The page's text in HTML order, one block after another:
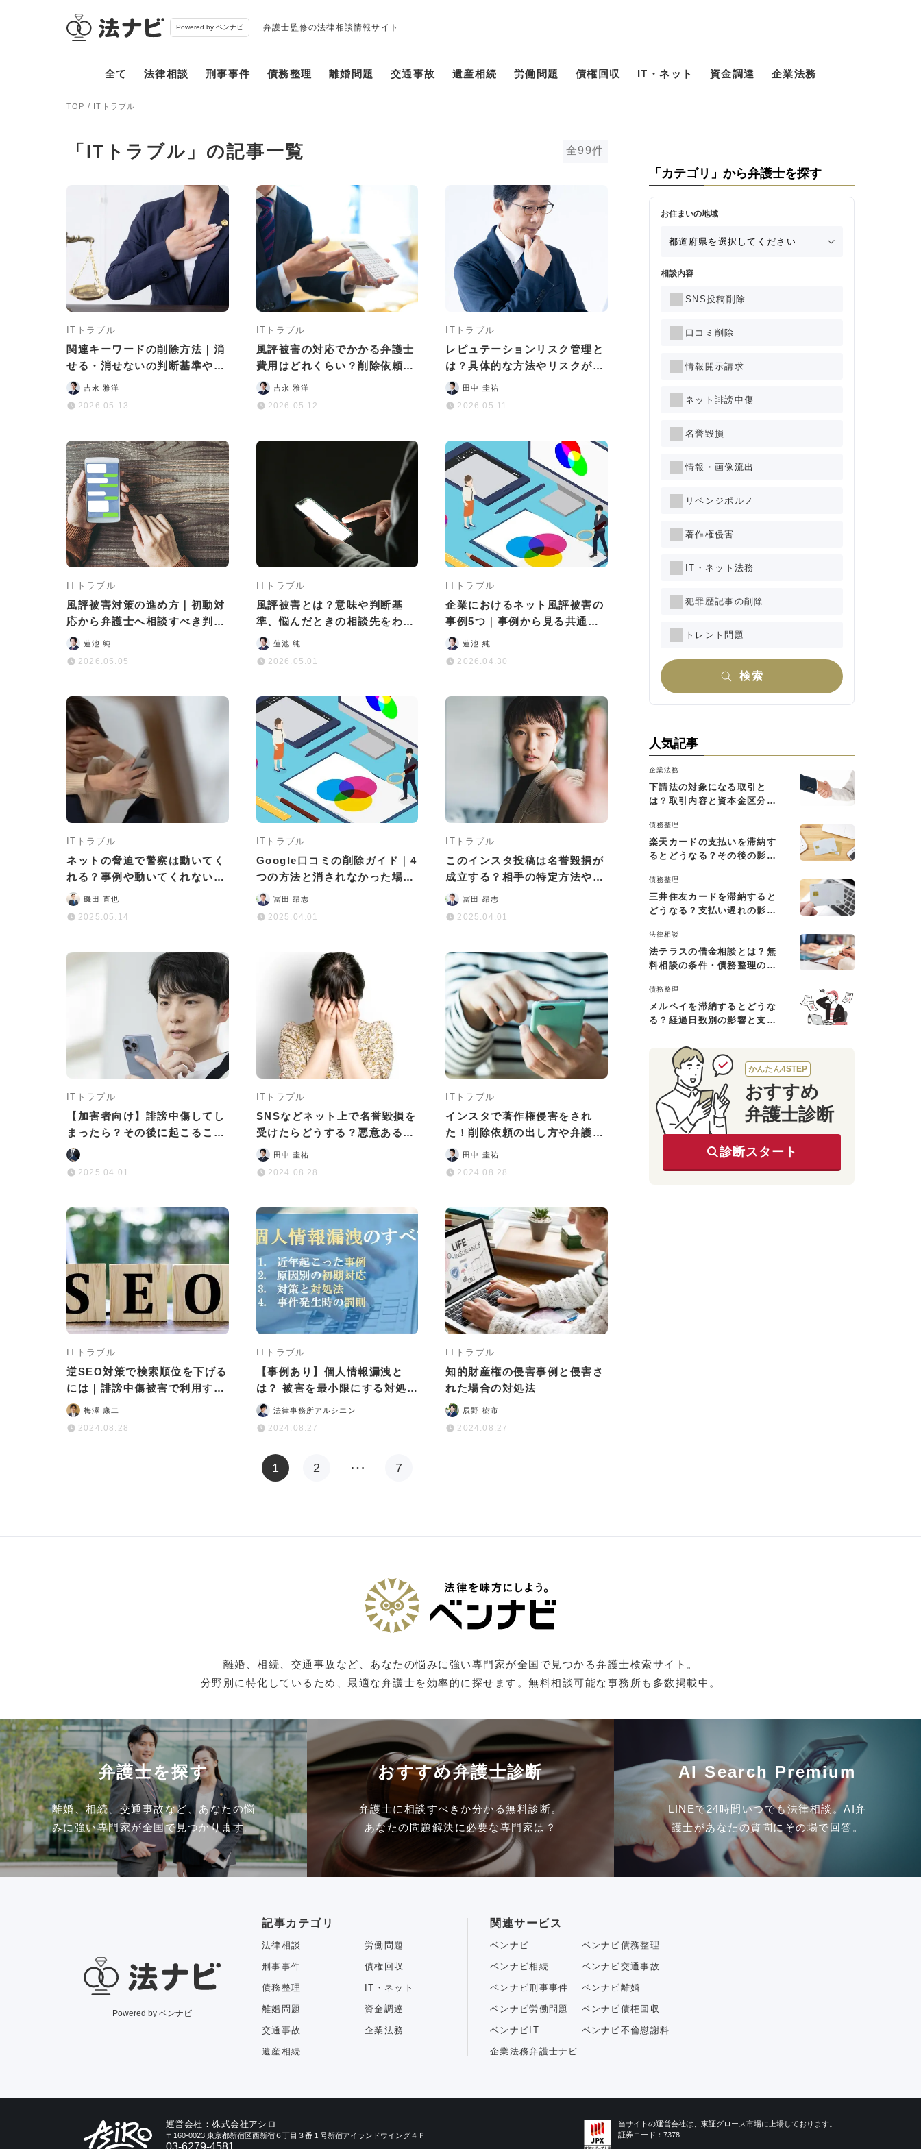
Powered by ベンナビ 弁護士監修の法律相談情報サイト
全て 法律相談 刑事事件 債務整理 離婚問題 交通事故 遺産相続 労働問題 債権回収 IT・ネット 資金調達 企業法務
TOP ITトラブル
「ITトラブル」の記事一覧 全99件
ITトラブル
関連キーワードの削除方法｜消
せる・消せないの判断基準や相
談先、費用を徹底解説
吉永 雅洋
2026.05.13
ITトラブル
風評被害の対応でかかる弁護士
費用はどれくらい？削除依頼・
開示請求の相場や費用を抑える
ポイント
吉永 雅洋
2026.05.12
ITトラブル
レピュテーションリスク管理と
は？具体的な方法やリスクが顕
在化したときの対応フローを解
説
田中 圭祐
2026.05.11
ITトラブル
風評被害対策の進め方｜初動対
応から弁護士へ相談すべき判断
基準まで解説
蓮池 純
2026.05.05
ITトラブル
風評被害とは？意味や判断基
準、悩んだときの相談先をわか
りやすく解説
蓮池 純
2026.05.01
ITトラブル
企業におけるネット風評被害の
事例5つ｜事例から見る共通点
や原因、対処法を徹底解説
蓮池 純
2026.04.30
ITトラブル
ネットの脅迫で警察は動いてく
れる？事例や動いてくれない場
合の対処法も解説
磯田 直也
2025.05.14
ITトラブル
Google口コミの削除ガイド｜4
つの方法と消されなかった場合
の対処法
冨田 昂志
2025.04.01
ITトラブル
このインスタ投稿は名誉毀損が
成立する？相手の特定方法や責
任追求方法を解説
冨田 昂志
2025.04.01
ITトラブル
【加害者向け】誹謗中傷してし
まったら？その後に起こること
と今すぐ取るべき対応
2025.04.01
ITトラブル
SNSなどネット上で名誉毀損を
受けたらどうする？悪意ある投
稿への対処法
田中 圭祐
2024.08.28
ITトラブル
インスタで著作権侵害をされ
た！削除依頼の出し方や弁護士
に相談するメリットなど
田中 圭祐
2024.08.28
ITトラブル
逆SEO対策で検索順位を下げる
には｜誹謗中傷被害で利用する
際の注意事項
梅澤 康二
2024.08.28
ITトラブル
【事例あり】個人情報漏洩と
は？ 被害を最小限にする対処法
を徹底解説
法律事務所アルシエン
2024.08.27
ITトラブル
知的財産権の侵害事例と侵害さ
れた場合の対処法
辰野 樹市
2024.08.27
1 2 … 7
「カテゴリ」から弁護士を探す
お住まいの地域
相談内容
SNS投稿削除
口コミ削除
情報開示請求
ネット誹謗中傷
名誉毀損
情報・画像流出
リベンジポルノ
著作権侵害
IT・ネット法務
犯罪歴記事の削除
トレント問題
検索
人気記事
企業法務
下請法の対象になる取引と
は？取引内容と資本金区分に
債務整理
楽天カードの支払いを滞納す
るとどうなる？その後の影響
債務整理
三井住友カードを滞納すると
どうなる？支払い遅れの影響
法律相談
法テラスの借金相談とは？無
料相談の条件・債務整理の費
債務整理
メルペイを滞納するとどうな
る？経過日数別の影響と支払
かんたん4STEP
おすすめ
弁護士診断
診断スタート
離婚、相続、交通事故など、あなたの悩みに強い専門家が全国で見つかる弁護士検索サイト。
分野別に特化しているため、最適な弁護士を効率的に探せます。無料相談可能な事務所も多数掲載中。
弁護士を探す
離婚、相続、交通事故など、あなたの悩
みに強い専門家が全国で見つかります。
おすすめ弁護士診断
弁護士に相談すべきか分かる無料診断。
あなたの問題解決に必要な専門家は？
AI Search Premium
LINEで24時間いつでも法律相談。AI弁
護士があなたの質問にその場で回答。
Powered by ベンナビ
記事カテゴリ
法律相談 労働問題
刑事事件 債権回収
債務整理 IT・ネット
離婚問題 資金調達
交通事故 企業法務
遺産相続
関連サービス
ベンナビ ベンナビ債務整理
ベンナビ相続 ベンナビ交通事故
ベンナビ刑事事件 ベンナビ離婚
ベンナビ労働問題 ベンナビ債権回収
ベンナビIT ベンナビ不倫慰謝料
企業法務弁護士ナビ
運営会社：株式会社アシロ
〒160-0023 東京都新宿区西新宿６丁目３番１号新宿アイランドウイング４Ｆ
03-6279-4581
当サイトの運営会社は、東証グロース市場に上場しております。
証券コード：7378